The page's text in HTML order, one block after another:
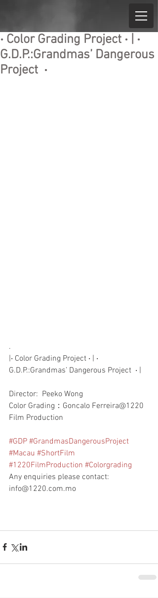
‧ Color Grading Project ‧ | ‧
G.D.P.:Grandmas’ Dangerous
Project ‧
.
|‧ Color Grading Project ‧ | ‧
G.D.P.:Grandmas’ Dangerous Project  ‧ |
Director:  Peeko Wong
Color Grading：Goncalo Ferreira@1220
Film Production
#GDP #GrandmasDangerousProject
#Macau #ShortFilm
#1220FilmProduction #Colorgrading
Any enquiries please contact:
info@1220.com.mo